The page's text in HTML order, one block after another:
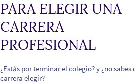
PARA ELEGIR UNA
CARRERA
PROFESIONAL
¿Estás por terminar el colegio? y ¿no sabes
carrera elegir?